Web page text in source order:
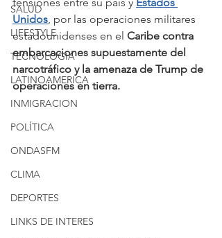
SALUD
LIFESTYLE
TECNOLOGIA
LATINOAMERICA
INMIGRACION
POLÍTICA
ONDASFM
CLIMA
DEPORTES
LINKS DE INTERES
Unidos, por las operaciones militares
estadounidenses en el Caribe contra
embarcaciones supuestamente del
narcotráfico y la amenaza de Trump de
operaciones en tierra.